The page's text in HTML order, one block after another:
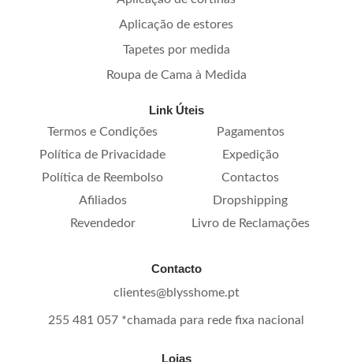
Aplicação de estores
Tapetes por medida
Roupa de Cama à Medida
Link Úteis
Termos e Condições
Pagamentos
Política de Privacidade
Expedição
Política de Reembolso
Contactos
Afiliados
Dropshipping
Revendedor
Livro de Reclamações
Contacto
clientes@blysshome.pt
255 481 057 *chamada para rede fixa nacional
Lojas